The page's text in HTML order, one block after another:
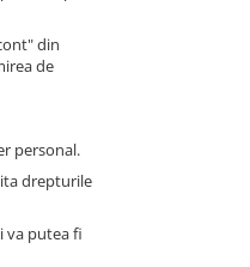
din
de
personal.
drepturile
va putea fi